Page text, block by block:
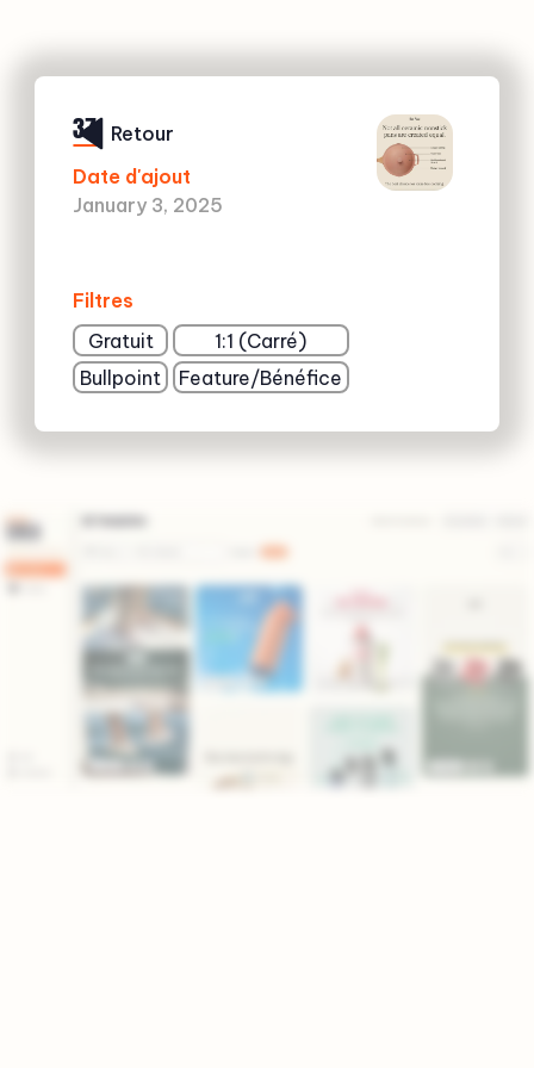
37
Date d'ajout
January 3, 2025
Filtres
Gratuit
1:1 (Carré)
Bullpoint
Feature/Bénéfice
Retour